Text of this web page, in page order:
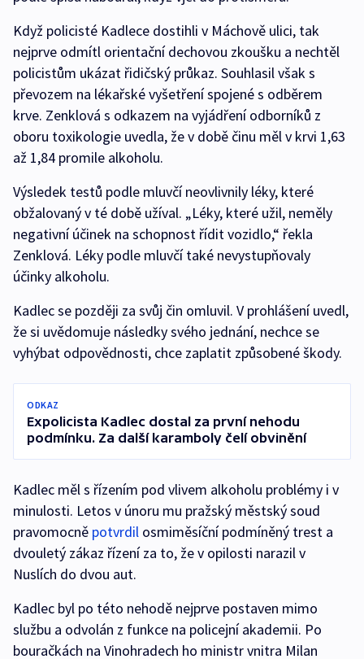
Když policisté Kadlece dostihli v Máchově ulici, tak
nejprve odmítl orientační dechovou zkoušku a nechtěl
policistům ukázat řidičský průkaz. Souhlasil však s
převozem na lékařské vyšetření spojené s odběrem
krve. Zenklová s odkazem na vyjádření odborníků z
oboru toxikologie uvedla, že v době činu měl v krvi 1,63
až 1,84 promile alkoholu.
Výsledek testů podle mluvčí neovlivnily léky, které
obžalovaný v té době užíval. „Léky, které užil, neměly
negativní účinek na schopnost řídit vozidlo,“ řekla
Zenklová. Léky podle mluvčí také nevystupňovaly
účinky alkoholu.
Kadlec se později za svůj čin omluvil. V prohlášení uvedl,
že si uvědomuje následky svého jednání, nechce se
vyhýbat odpovědnosti, chce zaplatit způsobené škody.
ODKAZ
Expolicista Kadlec dostal za první nehodu
podmínku. Za další karamboly čelí obvinění
Kadlec měl s řízením pod vlivem alkoholu problémy i v
minulosti. Letos v únoru mu pražský městský soud
pravomocně potvrdil osmiměsíční podmíněný trest a
dvouletý zákaz řízení za to, že v opilosti narazil v
Nuslích do dvou aut.
Kadlec byl po této nehodě nejprve postaven mimo
službu a odvolán z funkce na policejní akademii. Po
bouračkách na Vinohradech ho ministr vnitra Milan